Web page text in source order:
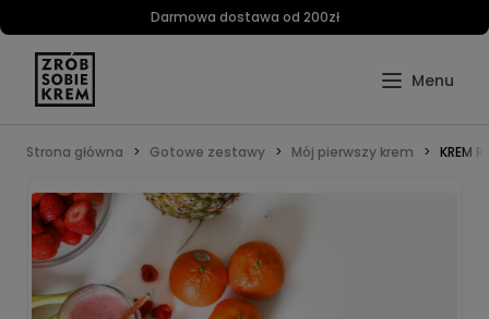
Darmowa dostawa od 200zł
Strona główna Gotowe zestawy Mój pierwszy krem KREM